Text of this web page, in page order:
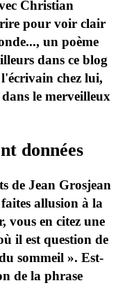
Christian
pour voir clair
un poème
dans ce blog
chez lui,
le merveilleux
données
de Jean Grosjean
allusion à la
vous en citez une
il est question de
sommeil ». Est-
de la phrase